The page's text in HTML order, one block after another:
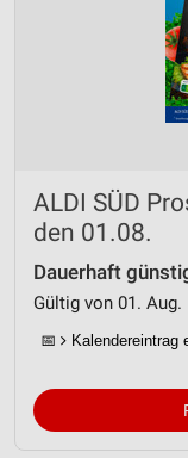
ALDI SÜD
den 01.08.
Dauerhaft
Gültig von 01. Aug.
📅 Kalendereintrag